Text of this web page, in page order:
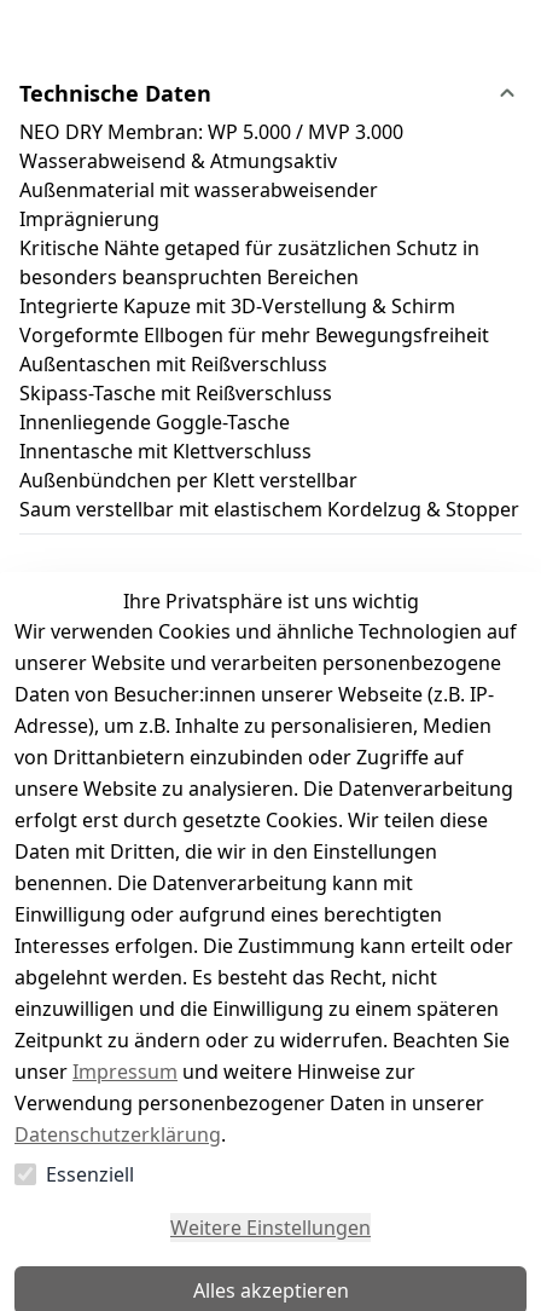
Technische Daten
NEO DRY Membran: WP 5.000 / MVP 3.000
Wasserabweisend & Atmungsaktiv
Außenmaterial mit wasserabweisender
Imprägnierung
Kritische Nähte getaped für zusätzlichen Schutz in
besonders beanspruchten Bereichen
Integrierte Kapuze mit 3D-Verstellung & Schirm
Vorgeformte Ellbogen für mehr Bewegungsfreiheit
Außentaschen mit Reißverschluss
Skipass-Tasche mit Reißverschluss
Innenliegende Goggle-Tasche
Innentasche mit Klettverschluss
Außenbündchen per Klett verstellbar
Saum verstellbar mit elastischem Kordelzug & Stopper
Kundenbewertungen
Durchschnittliche Bewertung
0
Basierend auf 0 Bewertung(en)
Bewertung abgeben
5
( 0 )
4
( 0 )
3
( 0 )
2
( 0 )
1
( 0 )
Es hat noch niemand eine Bewertung für diesen
Artikel abgegeben
Ihre Privatsphäre ist uns wichtig
Wir verwenden Cookies und ähnliche Technologien auf
unserer Website und verarbeiten personenbezogene
Daten von Besucher:innen unserer Webseite (z.B. IP-
Adresse), um z.B. Inhalte zu personalisieren, Medien
von Drittanbietern einzubinden oder Zugriffe auf
unsere Website zu analysieren. Die Datenverarbeitung
erfolgt erst durch gesetzte Cookies. Wir teilen diese
Daten mit Dritten, die wir in den Einstellungen
benennen. Die Datenverarbeitung kann mit
Einwilligung oder aufgrund eines berechtigten
Interesses erfolgen. Die Zustimmung kann erteilt oder
abgelehnt werden. Es besteht das Recht, nicht
einzuwilligen und die Einwilligung zu einem späteren
Zeitpunkt zu ändern oder zu widerrufen. Beachten Sie
unserImpressum und weitere Hinweise zur
Verwendung personenbezogener Daten in unserer
Datenschutzerklärung.
Essenziell
Weitere Einstellungen
Alles akzeptieren